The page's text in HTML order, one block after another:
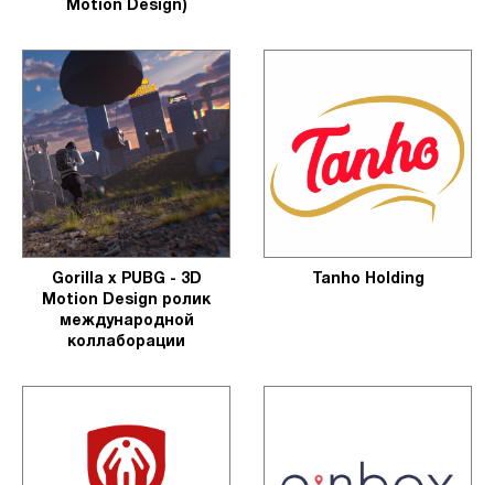
Motion Design)
Gorilla x PUBG - 3D
Motion Design ролик
международной
коллаборации
Tanho Holding